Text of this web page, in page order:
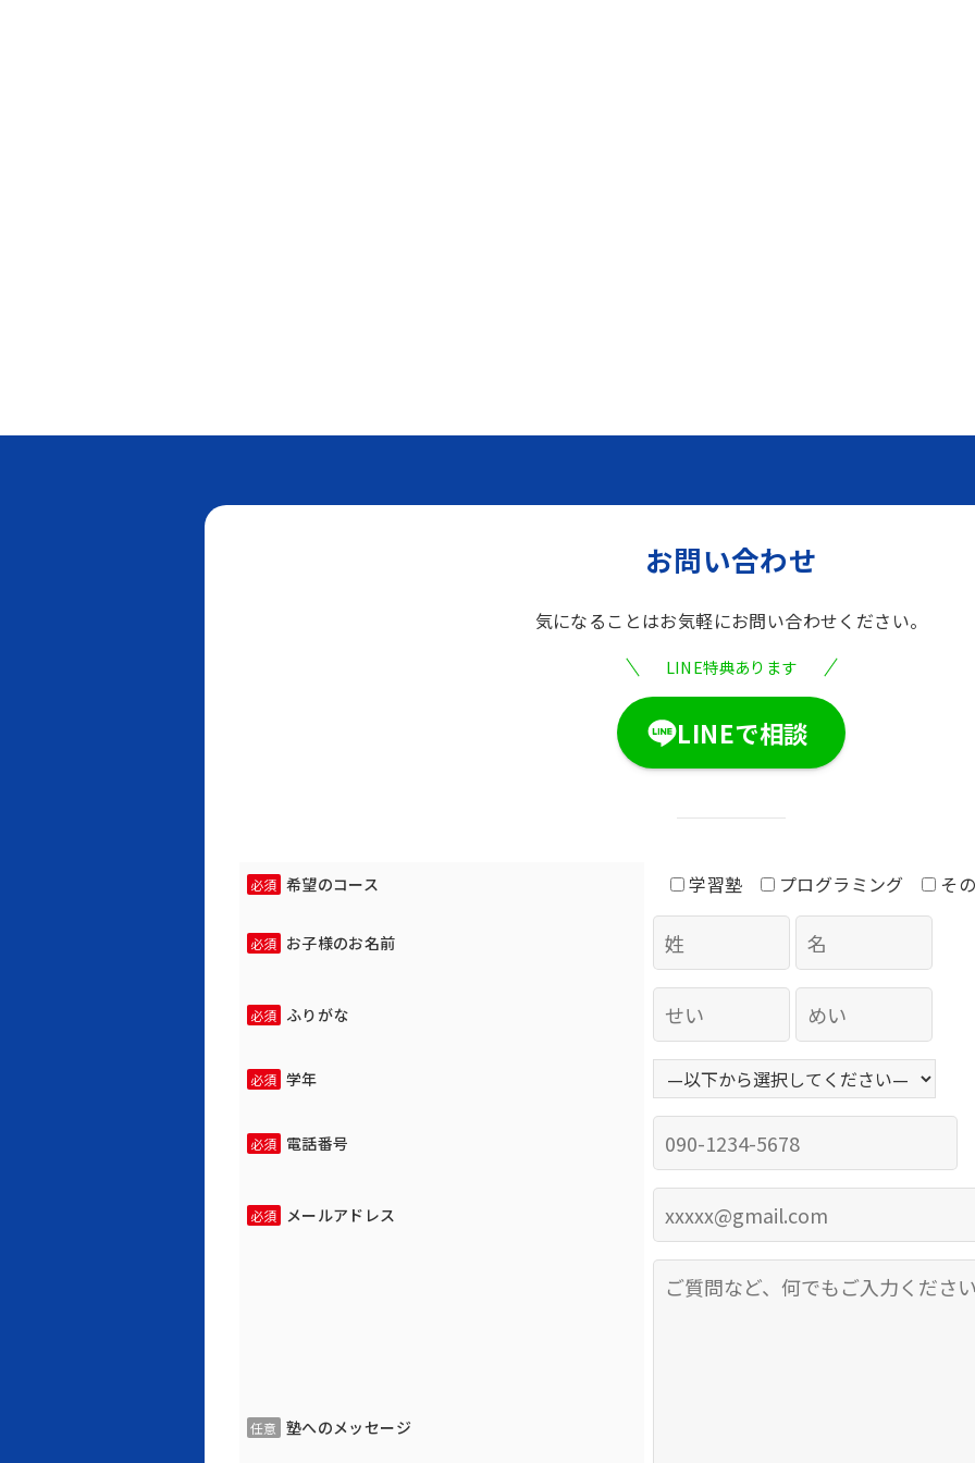
お問い合わせ
気になることはお気軽にお問い合わせください。
LINE特典あります
LINEで相談
必須 希望のコース 学習塾 プログラミング そ
必須 お子様のお名前
必須 ふりがな
必須 学年
必須 電話番号
必須 メールアドレス
任意 塾へのメッセージ